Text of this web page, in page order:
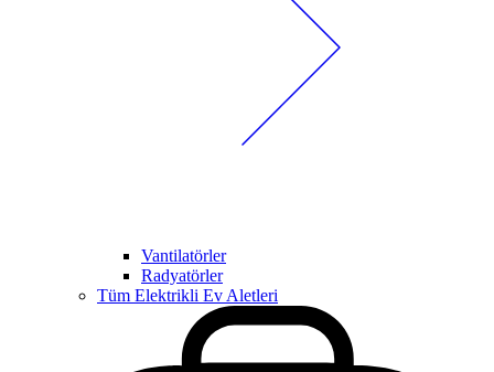
Vantilatörler
Radyatörler
Tüm Elektrikli Ev Aletleri